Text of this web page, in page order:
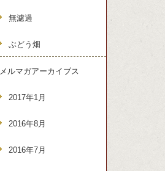
無濾過
ぶどう畑
メルマガアーカイブス
2017年1月
2016年8月
2016年7月